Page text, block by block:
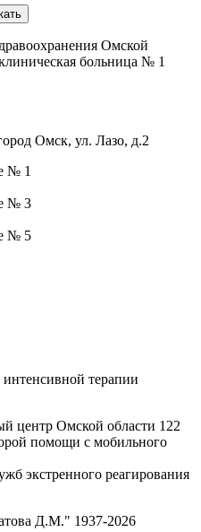
Омской
больница № 1
Омск, ул. Лазо, д.2
№ 1
№ 3
№ 5
терапии
центр Омской области 122
помощи с мобильного
экстренного реагирования
Д.М." 1937-2026